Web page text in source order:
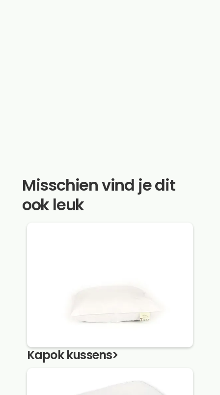
Misschien vind je dit
ook leuk
Kapok kussens>